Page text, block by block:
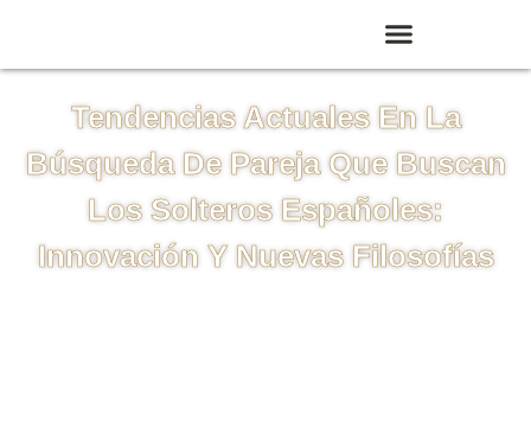
Tendencias Actuales En La
Búsqueda De Pareja Que Buscan
Los Solteros Españoles:
Innovación Y Nuevas Filosofías